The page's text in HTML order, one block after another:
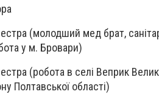
(молодший мед брат,
у м. Бровари)
(робота в селі Веприк
Полтавської області)